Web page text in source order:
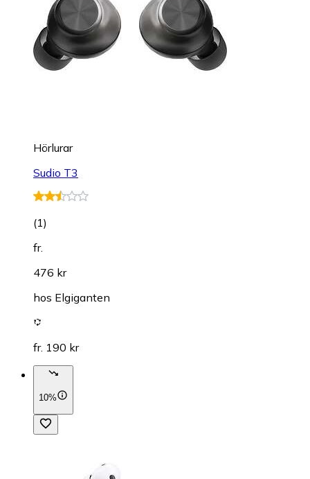
Hörlurar
Sudio T3
(1)
fr.
476 kr
hos Elgiganten
fr. 190 kr
10%